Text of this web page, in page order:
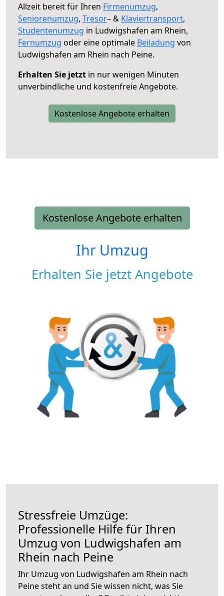
Allzeit bereit für Ihren Firmenumzug,
Seniorenumzug, Tresor– & Klaviertransport,
Studentenumzug in Ludwigshafen am Rhein,
Fernumzug oder eine optimale Beiladung von
Ludwigshafen am Rhein nach Peine.
Erhalten Sie jetzt in nur wenigen Minuten
unverbindliche und kostenfreie Angebote.
Kostenlose Angebote erhalten
Kostenlose Angebote erhalten
Ihr Umzug
Erhalten Sie jetzt Angebote
Stressfreie Umzüge:
Professionelle Hilfe für Ihren
Umzug von Ludwigshafen am
Rhein nach Peine
Ihr Umzug von Ludwigshafen am Rhein nach
Peine steht an und Sie wissen nicht, was Sie